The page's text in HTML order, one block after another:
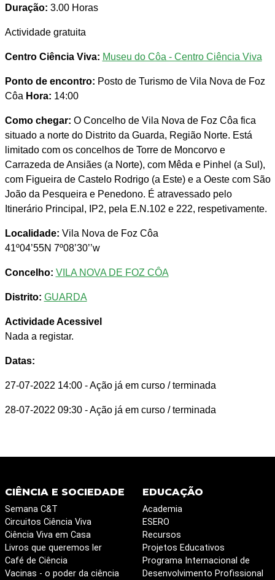
Duração: 3.00 Horas
Actividade gratuita
Centro Ciência Viva: Museu do Côa - Centro Ciência Viva
Ponto de encontro: Posto de Turismo de Vila Nova de Foz
Côa Hora: 14:00
Como chegar: O Concelho de Vila Nova de Foz Côa fica
situado a norte do Distrito da Guarda, Região Norte. Está
limitado com os concelhos de Torre de Moncorvo e
Carrazeda de Ansiães (a Norte), com Mêda e Pinhel (a Sul),
com Figueira de Castelo Rodrigo (a Este) e a Oeste com São
João da Pesqueira e Penedono. É atravessado pelo
Itinerário Principal, IP2, pela E.N.102 e 222, respetivamente.
Localidade: Vila Nova de Foz Côa
41º04’55N 7º08’30’’w
Concelho: VILA NOVA DE FOZ CÔA
Distrito: GUARDA
Actividade Acessivel
Nada a registar.
Datas:
27-07-2022 14:00 - Ação já em curso / terminada
28-07-2022 09:30 - Ação já em curso / terminada
CIÊNCIA E SOCIEDADE
Semana C&T
Circuitos Ciência Viva
Ciência Viva em Casa
Livros que queremos ler
Café de Ciência
Vacinas - o poder da ciência
EDUCAÇÃO
Academia
ESERO
Recursos
Projetos Educativos
Programa Internacional de
Desenvolvimento Profissional